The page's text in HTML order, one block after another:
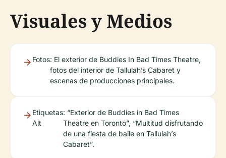
Visuales y Medios
Fotos: El exterior de Buddies In Bad Times Theatre,
fotos del interior de Tallulah’s Cabaret y
escenas de producciones principales.
Etiquetas
Alt
: “Exterior de Buddies in Bad Times
Theatre en Toronto”, “Multitud disfrutando
de una fiesta de baile en Tallulah’s
Cabaret”.